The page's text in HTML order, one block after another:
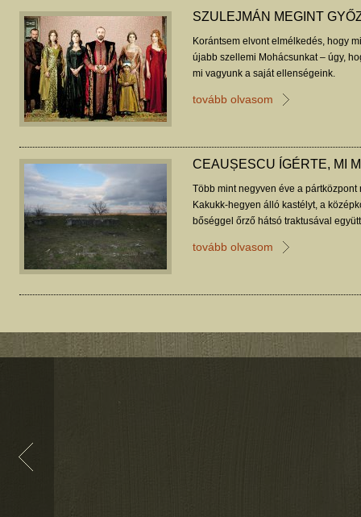
SZULEJMÁN MEGINT
Korántsem elvont elmélkedés, hogy
újabb szellemi Mohácsunkat – úgy,
mi vagyunk a saját ellenségeink.
tovább olvasom
CEAUȘESCU ÍGÉRTE, MI
Több mint negyven éve a
Kakukk-hegyen álló kastélyt, a
bőséggel őrző hátsó traktusával
tovább olvasom